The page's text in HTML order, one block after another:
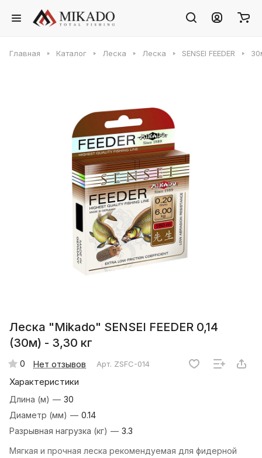
Главная Каталог Леска Леска SENSEI FEEDER
Леска "Mikado" SENSEI FEEDER 0,14
(30м) - 3,30 кг
0 Нет отзывов Арт. ZSFC-014
Характеристики
Длина (м) — 30
Диаметр (мм) — 0.14
Разрывная нагрузка (кг) — 3.3
Мягкая и прочная леска рекомендуемая для фидерной